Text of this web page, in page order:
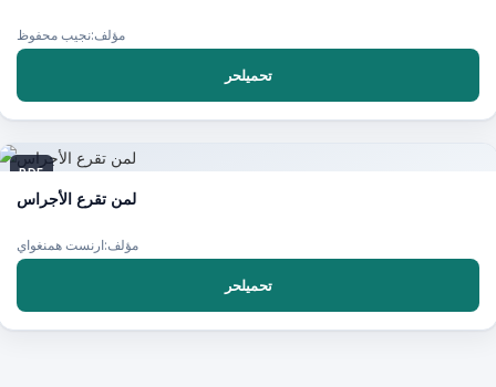
مؤلف:نجيب محفوظ
تحميلحر
PDF
لمن تقرع الأجراس
مؤلف:ارنست همنغواي
تحميلحر